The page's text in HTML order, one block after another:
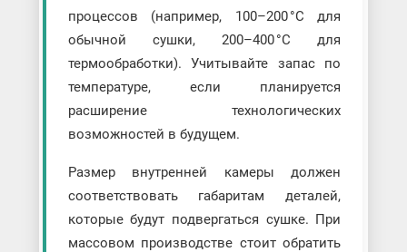
процессов (например, 100–200 °C для
обычной сушки, 200–400 °C для
термообработки). Учитывайте запас по
температуре, если планируется
расширение технологических
возможностей в будущем.
Размер внутренней камеры должен
соответствовать габаритам деталей,
которые будут подвергаться сушке. При
массовом производстве стоит обратить